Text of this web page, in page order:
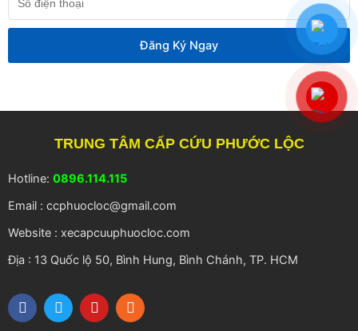
điện
thoại
Đăng Ký Ngay
TRUNG TÂM CẤP CỨU PHƯỚC LỘC
Hotline: 0896.114.115
Email : ccphuocloc@gmail.com
Website : xecapcuuphuocloc.com
Địa : 13 Quốc lộ 50, Bình Hung, Bình Chánh, TP. HCM
F
a
T
w
Y
o
R
s